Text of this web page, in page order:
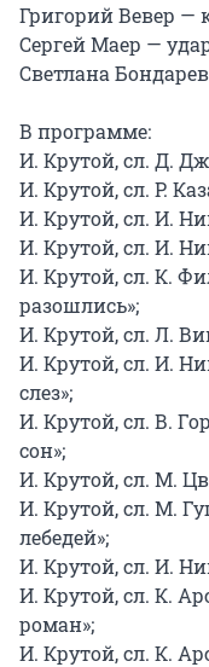
Григорий Вевер —
Сергей Маер —
Светлана
В программе:
И. Крутой, сл. Д.
И. Крутой, сл. Р.
И. Крутой, сл. И.
И. Крутой, сл. И.
И. Крутой, сл. К.
разошлись»;
И. Крутой, сл. Л.
И. Крутой, сл. И.
слез»;
И. Крутой, сл. В.
сон»;
И. Крутой, сл. М.
И. Крутой, сл. М.
лебедей»;
И. Крутой, сл. И.
И. Крутой, сл. К.
роман»;
И. Крутой, сл. К.